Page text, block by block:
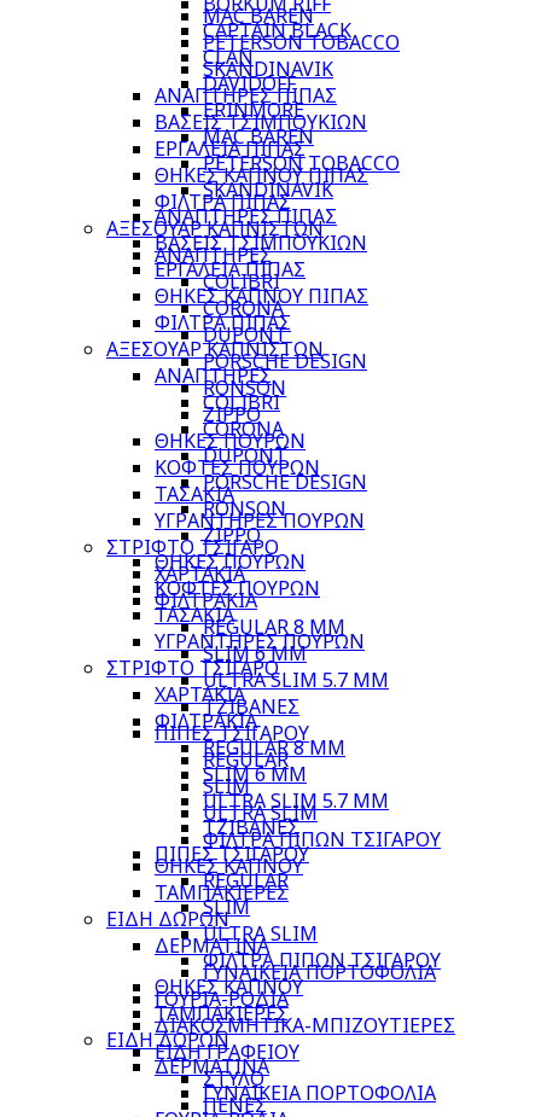
MAC BAREN
PETERSON TOBACCO
SKANDINAVIK
ΑΝΑΠΤΗΡΕΣ ΠΙΠΑΣ
ΒΑΣΕΙΣ ΤΣΙΜΠΟΥΚΙΩΝ
ΕΡΓΑΛΕΙΑ ΠΙΠΑΣ
ΘΗΚΕΣ ΚΑΠΝΟΥ ΠΙΠΑΣ
ΦΙΛΤΡΑ ΠΙΠΑΣ
ΑΞΕΣΟΥΑΡ ΚΑΠΝΙΣΤΩΝ
ΑΝΑΠΤΗΡΕΣ
COLIBRI
CORONA
DUPONT
PORSCHE DESIGN
RONSON
ZIPPO
ΘΗΚΕΣ ΠΟΥΡΩΝ
ΚΟΦΤΕΣ ΠΟΥΡΩΝ
ΤΑΣΑΚΙΑ
ΥΓΡΑΝΤΗΡΕΣ ΠΟΥΡΩΝ
ΣΤΡΙΦΤΟ ΤΣΙΓΑΡΟ
ΧΑΡΤΑΚΙΑ
ΦΙΛΤΡΑΚΙΑ
REGULAR 8 MM
SLIM 6 MM
ULTRA SLIM 5.7 MM
ΤΖΙΒΑΝΕΣ
ΠΙΠΕΣ ΤΣΙΓΑΡΟΥ
REGULAR
SLIM
ULTRA SLIM
ΦΙΛΤΡΑ ΠΙΠΩΝ ΤΣΙΓΑΡΟΥ
ΘΗΚΕΣ ΚΑΠΝΟΥ
ΤΑΜΠΑΚΙΕΡΕΣ
ΕΙΔΗ ΔΩΡΩΝ
ΔΕΡΜΑΤΙΝΑ
ΓΥΝΑΙΚΕΙΑ ΠΟΡΤΟΦΟΛΙΑ
ΓΟΥΡΙΑ-ΡΟΔΙΑ
ΔΙΑΚΟΣΜΗΤΙΚΑ-ΜΠΙΖΟΥΤΙΕΡΕΣ
ΕΙΔΗ ΓΡΑΦΕΙΟΥ
ΣΤΥΛΟ
ΠΕΝΕΣ
CAPTAIN BLACK
CLAN
DAVIDOFF
ERINMORE
MAC BAREN
PETERSON TOBACCO
SKANDINAVIK
ΑΝΑΠΤΗΡΕΣ ΠΙΠΑΣ
ΒΑΣΕΙΣ ΤΣΙΜΠΟΥΚΙΩΝ
ΕΡΓΑΛΕΙΑ ΠΙΠΑΣ
ΘΗΚΕΣ ΚΑΠΝΟΥ ΠΙΠΑΣ
ΦΙΛΤΡΑ ΠΙΠΑΣ
ΑΞΕΣΟΥΑΡ ΚΑΠΝΙΣΤΩΝ
ΑΝΑΠΤΗΡΕΣ
COLIBRI
CORONA
DUPONT
PORSCHE DESIGN
RONSON
ZIPPO
ΘΗΚΕΣ ΠΟΥΡΩΝ
ΚΟΦΤΕΣ ΠΟΥΡΩΝ
ΤΑΣΑΚΙΑ
ΥΓΡΑΝΤΗΡΕΣ ΠΟΥΡΩΝ
ΣΤΡΙΦΤΟ ΤΣΙΓΑΡΟ
ΧΑΡΤΑΚΙΑ
ΦΙΛΤΡΑΚΙΑ
REGULAR 8 MM
SLIM 6 MM
ULTRA SLIM 5.7 MM
ΤΖΙΒΑΝΕΣ
ΠΙΠΕΣ ΤΣΙΓΑΡΟΥ
REGULAR
SLIM
ULTRA SLIM
ΦΙΛΤΡΑ ΠΙΠΩΝ ΤΣΙΓΑΡΟΥ
ΘΗΚΕΣ ΚΑΠΝΟΥ
ΤΑΜΠΑΚΙΕΡΕΣ
ΕΙΔΗ ΔΩΡΩΝ
ΔΕΡΜΑΤΙΝΑ
ΓΥΝΑΙΚΕΙΑ ΠΟΡΤΟΦΟΛΙΑ